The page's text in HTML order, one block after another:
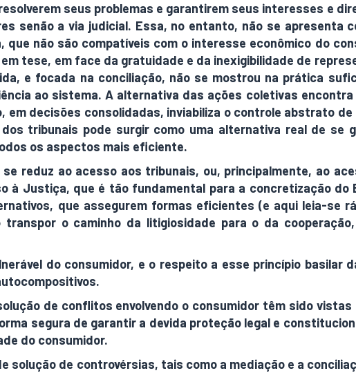
seus problemas e garantirem seus interesses e
senão a via judicial. Essa, no entanto, não se apresenta
não são compatíveis com o interesse econômico do
tese, em face da gratuidade e da inexigibilidade de
e focada na conciliação, não se mostrou na prática
ao sistema. A alternativa das ações coletivas
em decisões consolidadas, inviabiliza o controle abstrato
tribunais pode surgir como uma alternativa real de se
os aspectos mais eficiente.
reduz ao acesso aos tribunais, ou, principalmente, ao
Justiça, que é tão fundamental para a concretização do
que assegurem formas eficientes (e aqui leia-se
o caminho da litigiosidade para o da
do consumidor, e o respeito a esse princípio basilar
de conflitos envolvendo o consumidor têm sido
segura de garantir a devida proteção legal e
do consumidor.
de controvérsias, tais como a mediação e a